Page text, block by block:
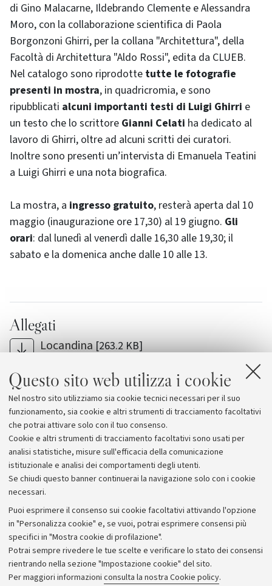
Questo sito web utilizza i cookie
Nel nostro sito utilizziamo sia cookie tecnici necessari per il suo
funzionamento, sia cookie e altri strumenti di tracciamento facoltativi
che potrai attivare solo con il tuo consenso.
Cookie e altri strumenti di tracciamento facoltativi sono usati per
analisi statistiche, misure sull'efficacia della comunicazione
istituzionale e analisi dei comportamenti degli utenti.
Se chiudi questo banner continuerai la navigazione solo con i cookie
necessari.
Puoi esprimere il consenso sui cookie facoltativi attivando l'opzione
in "Personalizza cookie" e, se vuoi, potrai esprimere consensi più
specifici in "Mostra cookie di profilazione".
Potrai sempre rivedere le tue scelte e verificare lo stato dei consensi
rientrando nella sezione "Impostazione cookie" del sito.
Per maggiori informazioni consulta la nostra Cookie policy.
di Gino Malacarne, Ildebrando Clemente e Alessandra
Moro, con la collaborazione scientifica di Paola
Borgonzoni Ghirri, per la collana "Architettura", della
Facoltà di Architettura "Aldo Rossi", edita da CLUEB.
Nel catalogo sono riprodotte tutte le fotografie
presenti in mostra, in quadricromia, e sono
ripubblicati alcuni importanti testi di Luigi Ghirri e
un testo che lo scrittore Gianni Celati ha dedicato al
lavoro di Ghirri, oltre ad alcuni scritti dei curatori.
Inoltre sono presenti un’intervista di Emanuela Teatini
a Luigi Ghirri e una nota biografica.
La mostra, a ingresso gratuito, resterà aperta dal 10
maggio (inaugurazione ore 17,30) al 19 giugno. Gli
orari: dal lunedì al venerdì dalle 16,30 alle 19,30; il
sabato e la domenica anche dalle 10 alle 13.
Allegati
Locandina[263.2 KB]
[1.2 MB]
Facoltà di Architettura - Luigi Ghirri. Architetture
e paesaggi
Archivio
Comunicati stampa
Redazione
Rassegna stampa